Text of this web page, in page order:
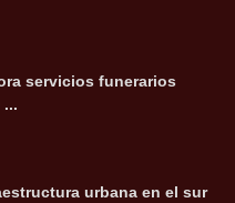
servicios funerarios
...
urbana en el sur